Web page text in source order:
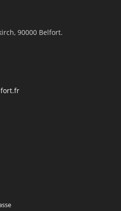
90000 Belfort.